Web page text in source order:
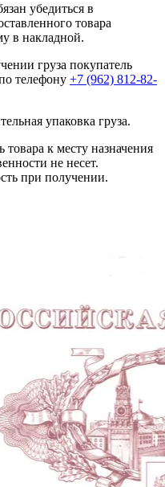
убедиться в
товара
в накладной.
груза покупатель
телефону +7 (962) 812-82-
упаковка груза.
товара к месту назначения
не несет.
при получении.